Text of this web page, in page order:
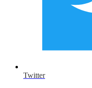
Twitter